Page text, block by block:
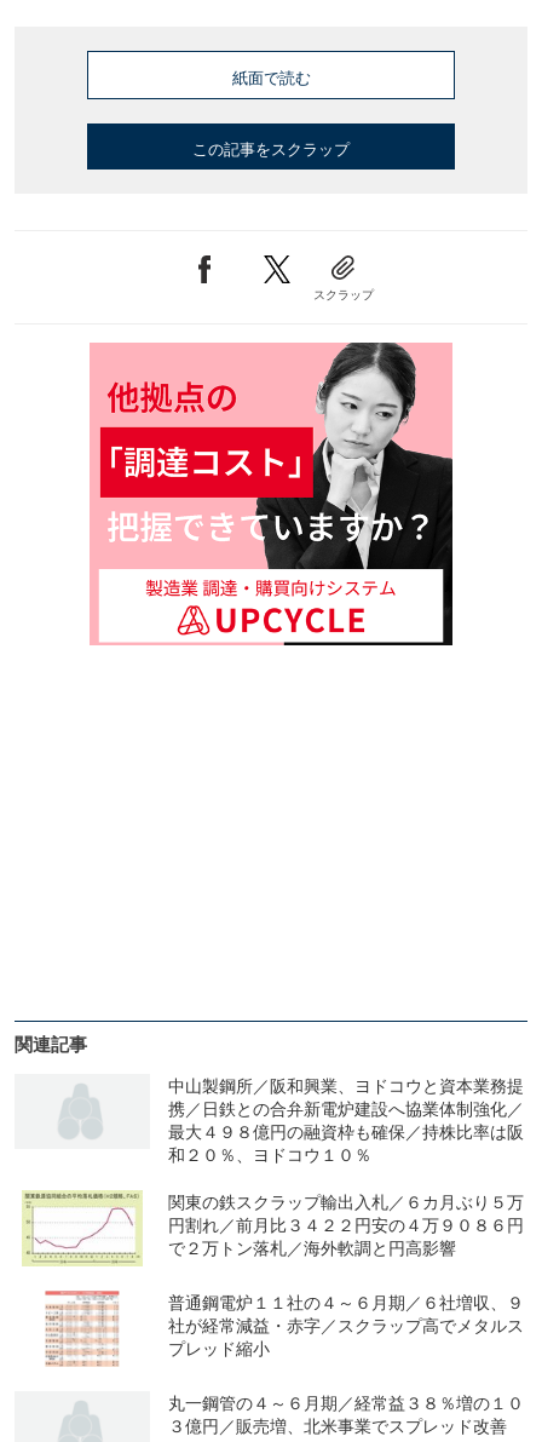
紙面で読む
この記事をスクラップ
スクラップ
関連記事
中山製鋼所／阪和興業、ヨドコウと資本業務提
携／日鉄との合弁新電炉建設へ協業体制強化／
最大４９８億円の融資枠も確保／持株比率は阪
和２０％、ヨドコウ１０％
関東の鉄スクラップ輸出入札／６カ月ぶり５万
円割れ／前月比３４２２円安の４万９０８６円
で２万トン落札／海外軟調と円高影響
普通鋼電炉１１社の４～６月期／６社増収、９
社が経常減益・赤字／スクラップ高でメタルス
プレッド縮小
丸一鋼管の４～６月期／経常益３８％増の１０
３億円／販売増、北米事業でスプレッド改善